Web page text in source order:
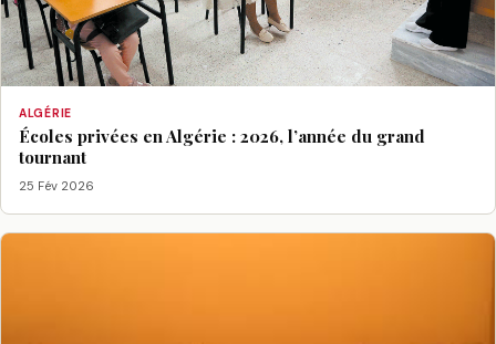
ALGÉRIE
Écoles privées en Algérie : 2026, l’année du grand
tournant
25 Fév 2026